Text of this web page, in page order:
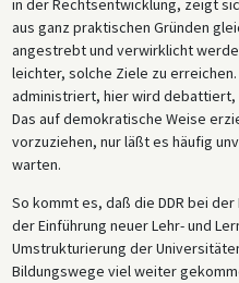
in der Rechtsentwicklung, zeigt
aus ganz praktischen Gründen
angestrebt und verwirklicht
leichter, solche Ziele zu
administriert, hier wird
Das auf demokratische Weise
vorzuziehen, nur läßt es häufig
warten.
So kommt es, daß die DDR bei
der Einführung neuer Lehr- und
Umstrukturierung der
Bildungswege viel weiter